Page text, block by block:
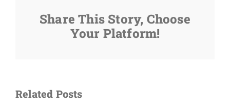
Share This Story, Choose
Your Platform!
Related Posts